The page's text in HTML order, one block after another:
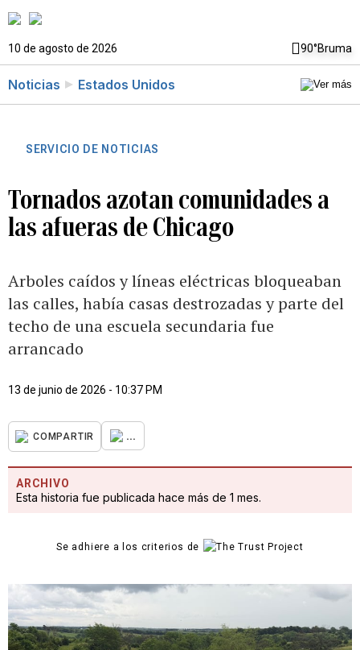
10 de agosto de 2026 90°Bruma
Noticias Estados Unidos
SERVICIO DE NOTICIAS
Tornados azotan comunidades a
las afueras de Chicago
Arboles caídos y líneas eléctricas bloqueaban
las calles, había casas destrozadas y parte del
techo de una escuela secundaria fue
arrancado
13 de junio de 2026 - 10:37 PM
COMPARTIR ...
ARCHIVO
Esta historia fue publicada hace más de 1 mes.
Se adhiere a los criterios de